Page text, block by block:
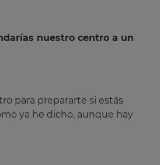
nuestro centro a un
para prepararte si estás
ya he dicho, aunque hay